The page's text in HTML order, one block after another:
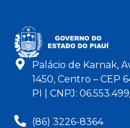
Palácio de Karnak,
1450, Centro – CEP
PI | CNPJ:
(86) 3226-8364